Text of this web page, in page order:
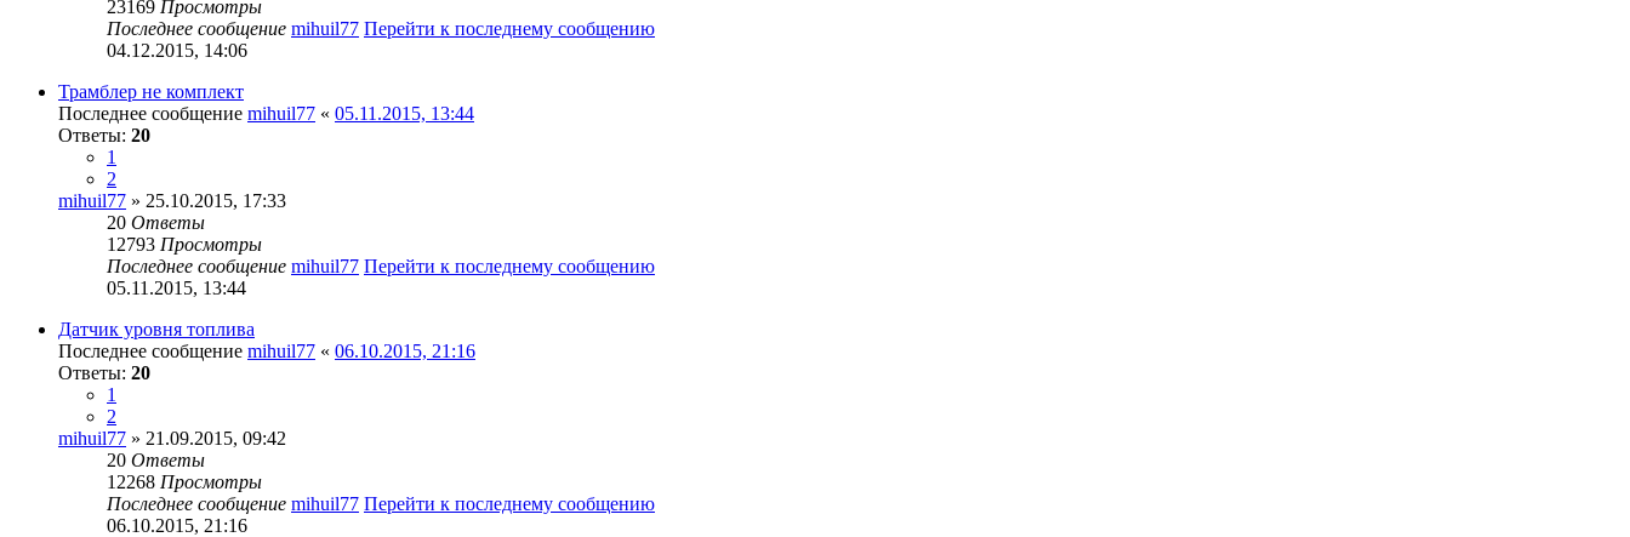
23169 Просмотры
Последнее сообщение mihuil77 Перейти к последнему сообщению
04.12.2015, 14:06
Трамблер не комплект
Последнее сообщение mihuil77 « 05.11.2015, 13:44
Ответы: 20
1
2
mihuil77 » 25.10.2015, 17:33
20 Ответы
12793 Просмотры
Последнее сообщение mihuil77 Перейти к последнему сообщению
05.11.2015, 13:44
Датчик уровня топлива
Последнее сообщение mihuil77 « 06.10.2015, 21:16
Ответы: 20
1
2
mihuil77 » 21.09.2015, 09:42
20 Ответы
12268 Просмотры
Последнее сообщение mihuil77 Перейти к последнему сообщению
06.10.2015, 21:16